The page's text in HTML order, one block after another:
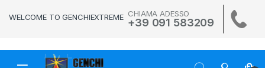
WELCOME TO GENCHIEXTREME CHIAMA ADESSO
+39 091 583209